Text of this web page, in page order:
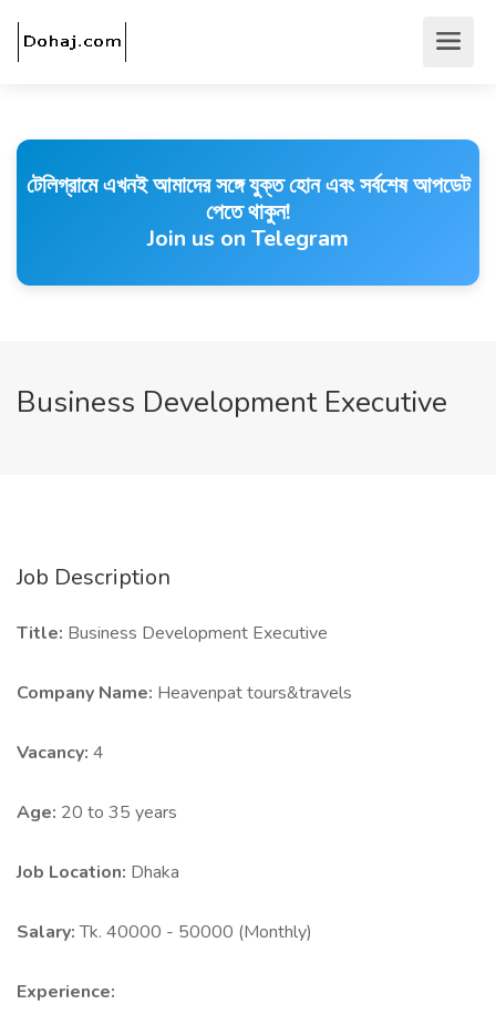
টেলিগ্রামে এখনই আমাদের সঙ্গে যুক্ত হোন এবং সর্বশেষ আপডেট
পেতে থাকুন!
Join us on Telegram
Business Development Executive
Job Description
Title: Business Development Executive
Company Name: Heavenpat tours&travels
Vacancy: 4
Age: 20 to 35 years
Job Location: Dhaka
Salary:Tk. 40000 - 50000 (Monthly)
Experience: